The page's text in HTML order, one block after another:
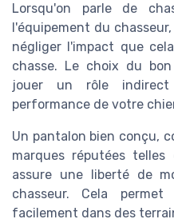
Lorsqu'on parle de
l'équipement du
négliger l'impact que
chasse. Le choix du bon
jouer un rôle
performance de votre
Un pantalon bien conçu,
marques réputées telles
assure une liberté de
chasseur. Cela
facilement dans des